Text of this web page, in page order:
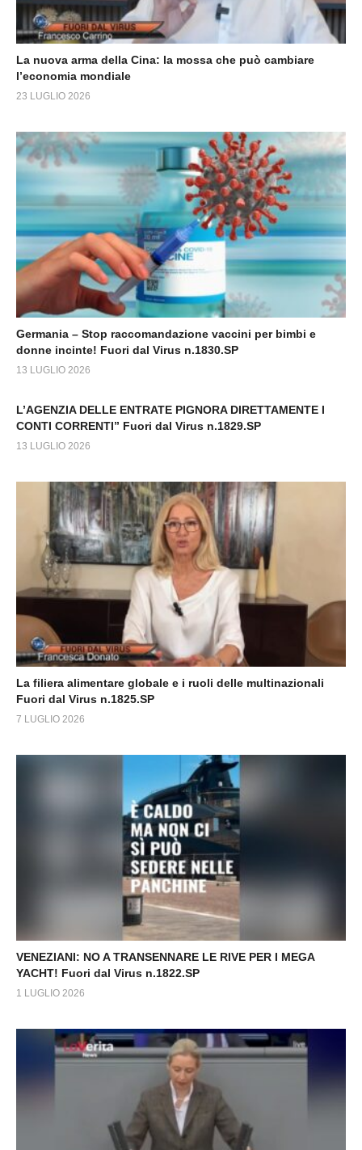
La nuova arma della Cina: la mossa che può cambiare
l’economia mondiale
23 LUGLIO 2026
Germania – Stop raccomandazione vaccini per bimbi e
donne incinte! Fuori dal Virus n.1830.SP
13 LUGLIO 2026
L’AGENZIA DELLE ENTRATE PIGNORA DIRETTAMENTE I
CONTI CORRENTI” Fuori dal Virus n.1829.SP
13 LUGLIO 2026
La filiera alimentare globale e i ruoli delle multinazionali
Fuori dal Virus n.1825.SP
7 LUGLIO 2026
VENEZIANI: NO A TRANSENNARE LE RIVE PER I MEGA
YACHT! Fuori dal Virus n.1822.SP
1 LUGLIO 2026